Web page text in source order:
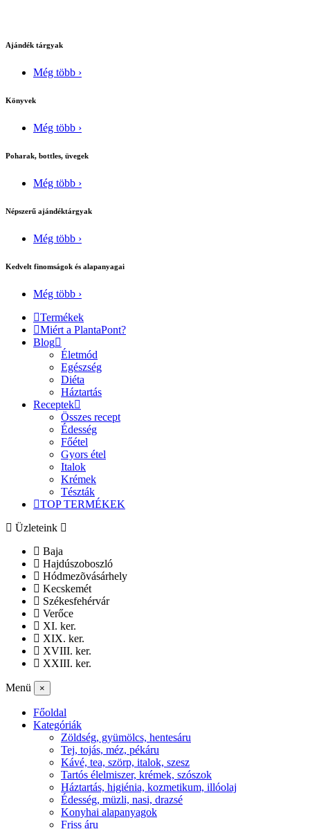
Ajándék tárgyak
Még több ›
Könyvek
Még több ›
Poharak, bottles, üvegek
Még több ›
Népszerű ajándéktárgyak
Még több ›
Kedvelt finomságok és alapanyagai
Még több ›
Termékek
Miért a PlantaPont?
Blog
Életmód
Egészség
Diéta
Háztartás
Receptek
Összes recept
Édesség
Főétel
Gyors étel
Italok
Krémek
Tészták
TOP TERMÉKEK
Üzleteink
Baja
Hajdúszoboszló
Hódmezõvásárhely
Kecskemét
Székesfehérvár
Verőce
XI. ker.
XIX. ker.
XVIII. ker.
XXIII. ker.
Menü ×
Főoldal
Kategóriák
Zöldség, gyümölcs, hentesáru
Tej, tojás, méz, pékáru
Kávé, tea, szörp, italok, szesz
Tartós élelmiszer, krémek, szószok
Háztartás, higiénia, kozmetikum, illóolaj
Édesség, müzli, nasi, drazsé
Konyhai alapanyagok
Friss áru